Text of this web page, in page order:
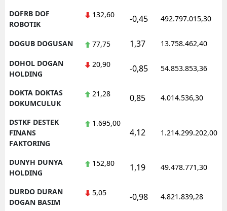
DOFRB DOF
ROBOTIK
132,60 -0,45 492.797.015,30
DOGUB DOGUSAN 77,75 1,37 13.758.462,40
DOHOL DOGAN
HOLDING
20,90 -0,85 54.853.853,36
DOKTA DOKTAS
DOKUMCULUK
21,28 0,85 4.014.536,30
DSTKF DESTEK
FINANS
FAKTORING
1.695,00
4,12 1.214.299.202,00
DUNYH DUNYA
HOLDING
152,80 1,19 49.478.771,30
DURDO DURAN
DOGAN BASIM
5,05 -0,98 4.821.839,28